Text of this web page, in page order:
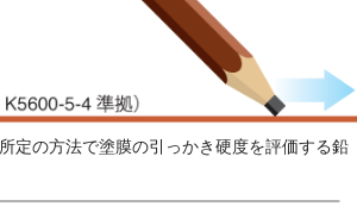
定の方法で塗膜の引っかき硬度を評価する鉛